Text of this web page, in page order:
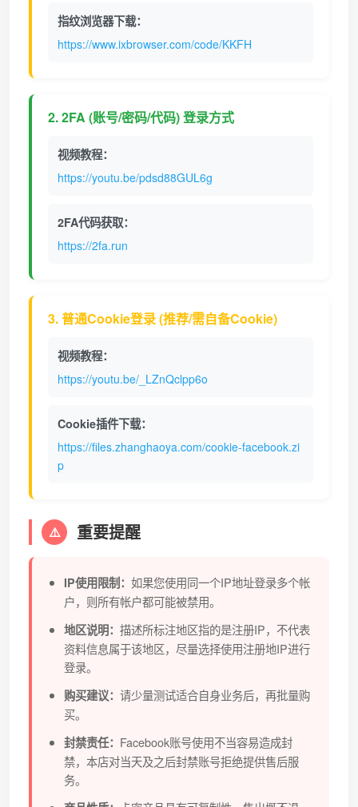
指纹浏览器下载：
https://www.ixbrowser.com/code/KKFH
2. 2FA (账号/密码/代码) 登录方式
视频教程：
https://youtu.be/pdsd88GUL6g
2FA代码获取：
https://2fa.run
3. 普通Cookie登录 (推荐/需自备Cookie)
视频教程：
https://youtu.be/_LZnQclpp6o
Cookie插件下载：
https://files.zhanghaoya.com/cookie-facebook.zi
p
⚠️ 重要提醒
IP使用限制： 如果您使用同一个IP地址登录多个帐
户，则所有帐户都可能被禁用。
地区说明： 描述所标注地区指的是注册IP，不代表
资料信息属于该地区，尽量选择使用注册地IP进行
登录。
购买建议： 请少量测试适合自身业务后，再批量购
买。
封禁责任： Facebook账号使用不当容易造成封
禁，本店对当天及之后封禁账号拒绝提供售后服
务。